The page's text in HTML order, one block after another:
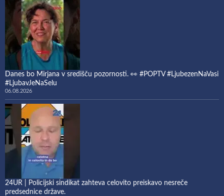
Danes bo Mirjana v središču pozornosti. 👀 #POPTV #LjubezenNaVasi
#LjubavJeNaSelu
06.08.2026
24UR | Policijski sindikat zahteva celovito preiskavo nesreče
predsednice države.